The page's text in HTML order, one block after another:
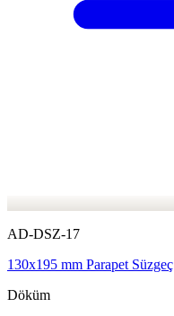
AD-DSZ-17
130x195 mm Parapet Süzgeç
Döküm